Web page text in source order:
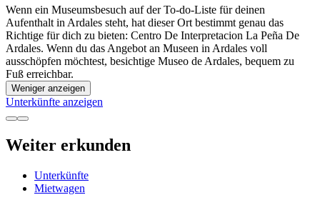
Wenn ein Museumsbesuch auf der To-do-Liste für deinen
Aufenthalt in Ardales steht, hat dieser Ort bestimmt genau das
Richtige für dich zu bieten: Centro De Interpretacion La Peña De
Ardales. Wenn du das Angebot an Museen in Ardales voll
ausschöpfen möchtest, besichtige Museo de Ardales, bequem zu
Fuß erreichbar.
Weniger anzeigen
Unterkünfte anzeigen
Weiter erkunden
Unterkünfte
Mietwagen